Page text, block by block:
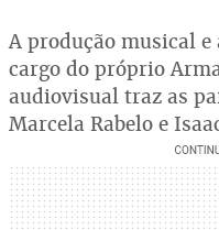
A produção musical
cargo do próprio
audiovisual traz as
Marcela Rabelo e